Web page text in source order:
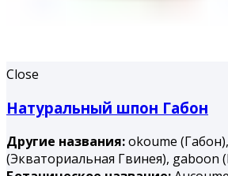
Close
Натуральный шпон Габон
Другие названия:okoume
(Экваториальная Гвинея), gaboon